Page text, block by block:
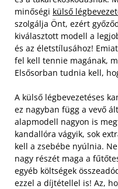
minőségi külső
szolgálja Önt, ezért
kiválasztott modell a
és az életstílusához!
fel kell tennie magának,
Elsősorban tudnia kell,
A külső légbevezetéses
ez nagyban függ a vevő
alapmodell nagyon is
kandallóra vágyik, sok
kell a zsebébe nyúlnia.
nagy részét maga a
egyéb költségek
ezzel a díjtétellel is! Az,